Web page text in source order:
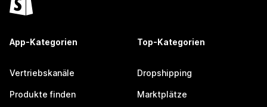
App-Kategorien
Vertriebskanäle
Produkte finden
Top-Kategorien
Dropshipping
Marktplätze